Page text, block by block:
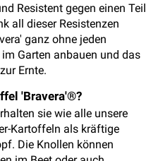
Resistent gegen einen Teil
all dieser Resistenzen
ganz ohne jeden
Garten anbauen und das
Ernte.
'Bravera'®?
sie wie alle unsere
Kartoffeln als kräftige
Die Knollen können